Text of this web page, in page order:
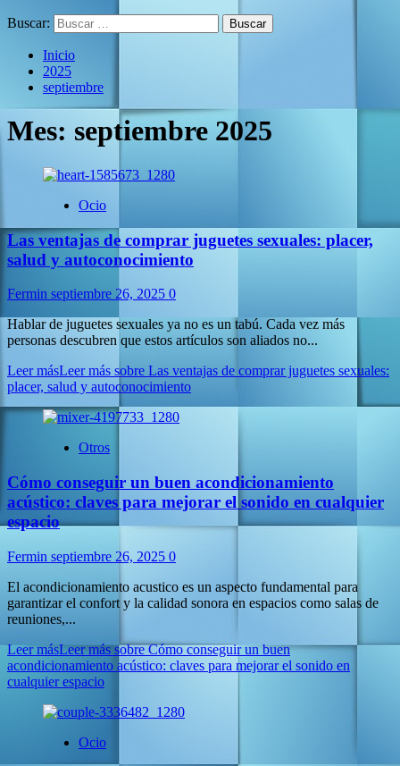
Buscar:
Inicio
2025
septiembre
Mes: septiembre 2025
Ocio
Las ventajas de comprar juguetes sexuales: placer,
salud y autoconocimiento
Fermin septiembre 26, 2025 0
Hablar de juguetes sexuales ya no es un tabú. Cada vez más
personas descubren que estos artículos son aliados no...
Leer másLeer más sobre Las ventajas de comprar juguetes sexuales:
placer, salud y autoconocimiento
Otros
Cómo conseguir un buen acondicionamiento
acústico: claves para mejorar el sonido en cualquier
espacio
Fermin septiembre 26, 2025 0
El acondicionamiento acustico es un aspecto fundamental para
garantizar el confort y la calidad sonora en espacios como salas de
reuniones,...
Leer másLeer más sobre Cómo conseguir un buen
acondicionamiento acústico: claves para mejorar el sonido en
cualquier espacio
Ocio